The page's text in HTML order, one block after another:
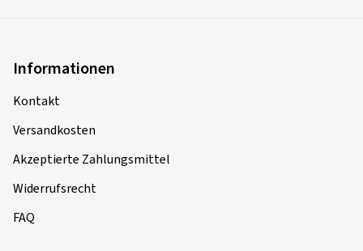
Informationen
Kontakt
Versandkosten
Akzeptierte Zahlungsmittel
Widerrufsrecht
FAQ